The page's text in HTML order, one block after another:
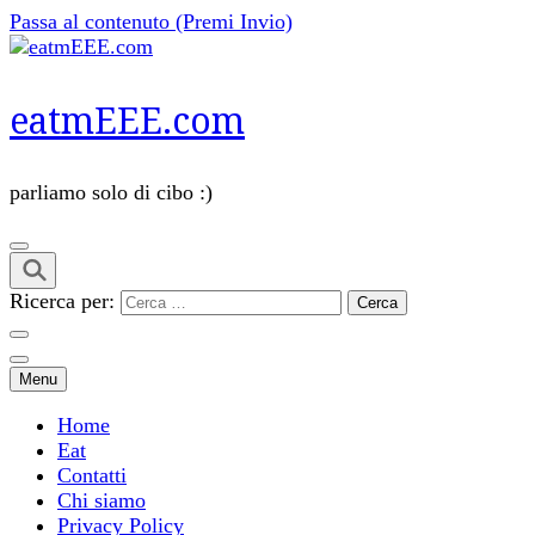
Passa al contenuto (Premi Invio)
eatmEEE.com
parliamo solo di cibo :)
Ricerca per:
Menu
Home
Eat
Contatti
Chi siamo
Privacy Policy